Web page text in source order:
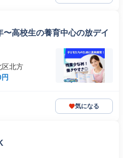
高校生の養育中心の放デイ
区北方
気になる